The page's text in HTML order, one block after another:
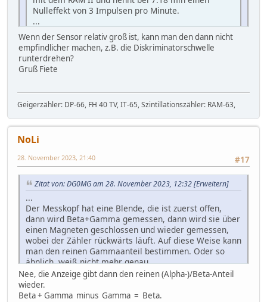
Nulleffekt von 3 Impulsen pro Minute.
...
IN diesem Video wird behauptet, es handle sich bei der
Sonde um einen Szintillationsdetektor; dies ist falsch,
es ist ein größerflächiger Halbleiterdetektor mit ca. 2
cm Durchmesser.
Norbert
Wenn der Sensor relativ groß ist, kann man den dann nicht
empfindlicher machen, z.B. die Diskriminatorschwelle
runterdrehen?
Gruß Fiete
Geigerzähler: DP-66, FH 40 TV, IT-65, Szintillationszähler: RAM-63,
NoLi
#17
28. November 2023, 21:40
Zitat von: DG0MG am 28. November 2023, 12:32[Erweitern]
...
Der Messkopf hat eine Blende, die ist zuerst offen,
dann wird Beta+Gamma gemessen, dann wird sie über
einen Magneten geschlossen und wieder gemessen,
wobei der Zähler rückwärts läuft. Auf diese Weise kann
man den reinen Gammaanteil bestimmen. Oder so
ähnlich, weiß nicht mehr genau.
...
Nee, die Anzeige gibt dann den reinen (Alpha-)/Beta-Anteil
wieder.
Beta + Gamma minus Gamma = Beta.